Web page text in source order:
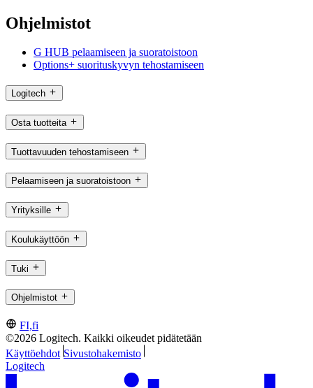
Ohjelmistot
G HUB pelaamiseen ja suoratoistoon
Options+ suorituskyvyn tehostamiseen
Logitech
Osta tuotteita
Tuottavuuden tehostamiseen
Pelaamiseen ja suoratoistoon
Yrityksille
Koulukäyttöön
Tuki
Ohjelmistot
FI,fi
©2026 Logitech. Kaikki oikeudet pidätetään
Käyttöehdot Sivustohakemisto
Logitech